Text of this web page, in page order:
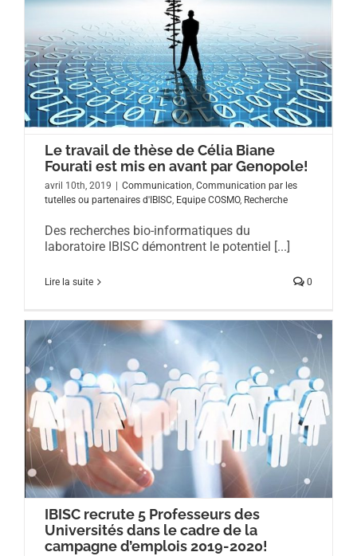
Le travail de thèse de Célia Biane
Fourati est mis en avant par Genopole!
avril 10th, 2019 Communication, Communication par les
tutelles ou partenaires d'IBISC, Equipe COSMO, Recherche
Des recherches bio-informatiques du
laboratoire IBISC démontrent le potentiel [...]
Lire la suite 0
IBISC recrute 5 Professeurs des
Universités dans le cadre de la
campagne d’emplois 2019-2020!